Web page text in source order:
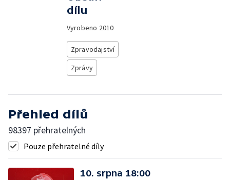
dílu
Vyrobeno 2010
Zpravodajství
Zprávy
Přehled dílů
98397 přehratelných
Pouze přehratelné díly
10. srpna 18:00